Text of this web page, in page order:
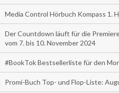
Media Control Hörbuch Kompass 1.
Der Countdown läuft für die
vom 7. bis 10. November 2024
#BookTok Bestsellerliste für den
Promi-Buch Top- und Flop-Liste: